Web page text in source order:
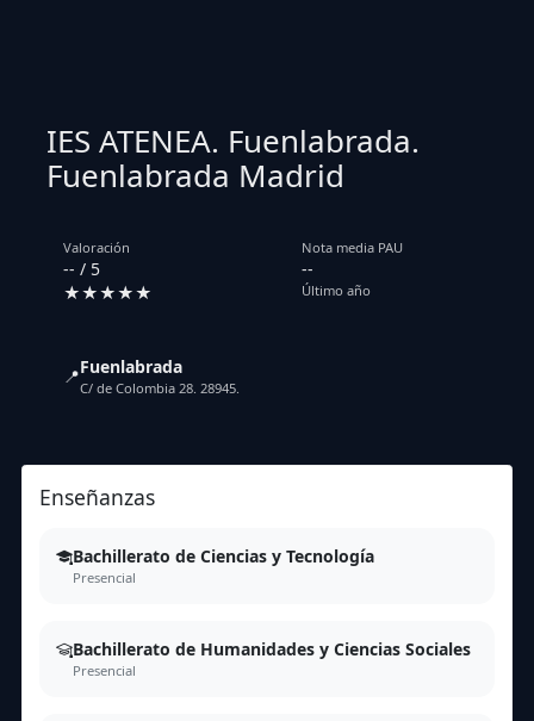
IES ATENEA. Fuenlabrada.
Fuenlabrada Madrid
Valoración
-- / 5
★★★★★
Nota media PAU
--
Último año
📍Fuenlabrada
C/ de Colombia 28. 28945.
Enseñanzas
Bachillerato de Ciencias y Tecnología
Presencial
Bachillerato de Humanidades y Ciencias Sociales
Presencial